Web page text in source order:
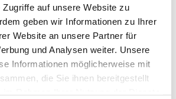
auf unsere Website zu
geben wir Informationen zu Ihrer
Website an unsere Partner für
und Analysen weiter. Unsere
Informationen möglicherweise mit
die Sie ihnen bereitgestellt
Elison
Dreyer-Elison05251/7096040